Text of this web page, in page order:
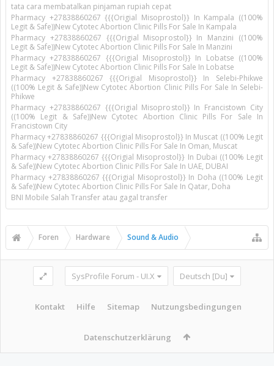
tata cara membatalkan pinjaman rupiah cepat
Pharmacy +27838860267 {{{Origial Misoprostol}} In Kampala ((100%
Legit & Safe))New Cytotec Abortion Clinic Pills For Sale In Kampala
Pharmacy +27838860267 {{{Origial Misoprostol}} In Manzini ((100%
Legit & Safe))New Cytotec Abortion Clinic Pills For Sale In Manzini
Pharmacy +27838860267 {{{Origial Misoprostol}} In Lobatse ((100%
Legit & Safe))New Cytotec Abortion Clinic Pills For Sale In Lobatse
Pharmacy +27838860267 {{{Origial Misoprostol}} In Selebi-Phikwe
((100% Legit & Safe))New Cytotec Abortion Clinic Pills For Sale In Selebi-
Phikwe
Pharmacy +27838860267 {{{Origial Misoprostol}} In Francistown City
((100% Legit & Safe))New Cytotec Abortion Clinic Pills For Sale In
Francistown City
Pharmacy +27838860267 {{{Origial Misoprostol}} In Muscat ((100% Legit
& Safe))New Cytotec Abortion Clinic Pills For Sale In Oman, Muscat
Pharmacy +27838860267 {{{Origial Misoprostol}} In Dubai ((100% Legit
& Safe))New Cytotec Abortion Clinic Pills For Sale In UAE, DUBAI
Pharmacy +27838860267 {{{Origial Misoprostol}} In Doha ((100% Legit
& Safe))New Cytotec Abortion Clinic Pills For Sale In Qatar, Doha
BNI Mobile Salah Transfer atau gagal transfer
Foren Hardware Sound & Audio
SysProfile Forum - UI.X Deutsch [Du]
Kontakt Hilfe Sitemap Nutzungsbedingungen
Datenschutzerklärung